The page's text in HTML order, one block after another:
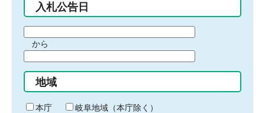
入札公告日
間
始
り
から
間
終
わ
地域
本庁
岐阜地域（本庁除く）